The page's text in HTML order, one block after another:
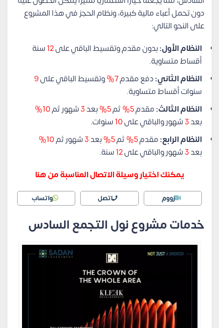
دون تحمل أعباء مالية كبيرة، ونظام الحجز في هذا المشروع
على النحو التالي:
النظام الأول:بدون مقدم وتقسيط الباقي على12سنة
أقساط متساوية.
النظام الثاني:دفع مقدم7% وتقسيط الباقي على9
سنوات أقساط متساوية.
النظام الثالث:مقدم5% ثم5% بعد3شهور ثم10%
بعد3شهور والباقي على10سنوات.
النظام الرابع:مقدم5% ثم بعد3شهور ثم10%
بعد3شهور والباقي على12سنة.
يمكنك اختيار وسيلة الاتصال المناسبة من هنا
زووم اتصل واتساب
خدماتمشروع نول التجمع السادس